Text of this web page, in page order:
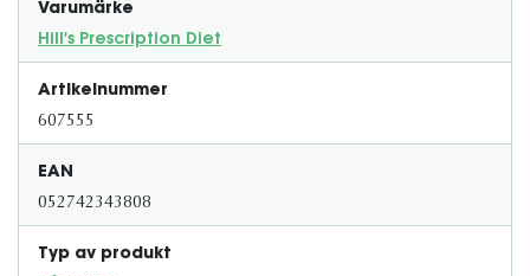
Varumärke
Hill's Prescription Diet
Artikelnummer
607555
EAN
052742343808
Typ av produkt